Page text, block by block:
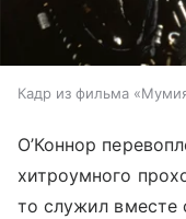
Кадр из фильма
О’Коннор
хитроумного
то служил вместе